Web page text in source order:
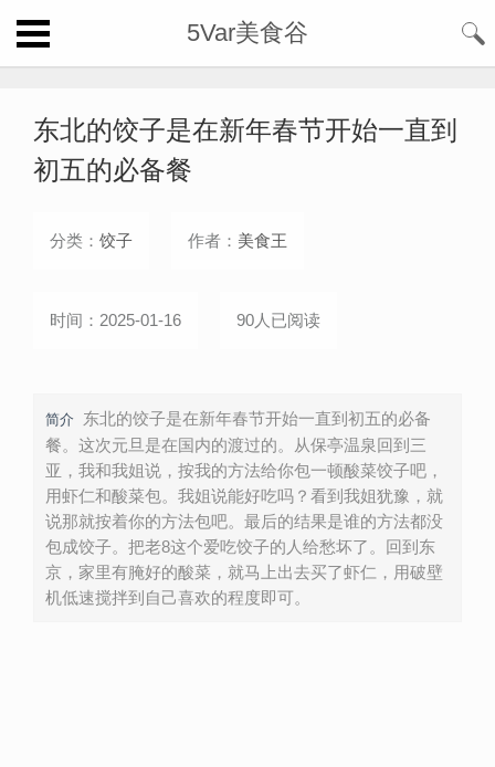
5Var美食谷
东北的饺子是在新年春节开始一直到
初五的必备餐
分类： 饺子 作者： 美食王
时间：2025-01-16 90人已阅读
简介
东北的饺子是在新年春节开始一直到初五的必备
餐。这次元旦是在国内的渡过的。从保亭温泉回到三
亚，我和我姐说，按我的方法给你包一顿酸菜饺子吧，
用虾仁和酸菜包。我姐说能好吃吗？看到我姐犹豫，就
说那就按着你的方法包吧。最后的结果是谁的方法都没
包成饺子。把老8这个爱吃饺子的人给愁坏了。回到东
京，家里有腌好的酸菜，就马上出去买了虾仁，用破壁
机低速搅拌到自己喜欢的程度即可。